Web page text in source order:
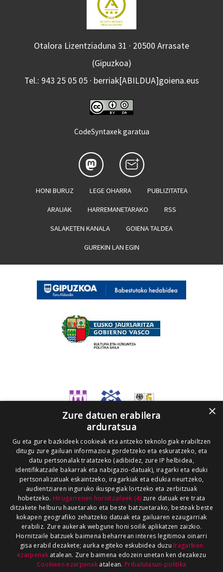
Otalora Lizentziaduna 31 · 20500 Arrasate
(Gipuzkoa)
Tel.: 943 25 05 05 · berriak[ABILDUA]goiena.eus
CodeSyntaxek garatua
HONI BURUZ LEGE OHARRA PUBLIZITATEA
ARAUAK HARREMANETARAKO RSS
SALAKETEN KANALA GOIENA TALDEA
GUREKIN LAN EGIN
×
Zure datuen erabilera
arduratsua
Gu eta gure bazkideek cookieak eta antzeko teknologiak erabiltzen
ditugu zure gailuan informazioa gordetzeko eta eskuratzeko, eta
datu pertsonalak tratatzeko (adibidez, zure IP helbidea,
identifikatzaile bakarrak eta nabigazio-datuak), iragarki eta eduki
pertsonalizatuak eskaintzeko, iragarkiak eta edukia neurtzeko,
audientziaren inguruko ikuspegiak lortzeko eta zerbitzuak
hobetzeko. Hirugarrenen hornitzaileek (4)zure datuak ere trata
ditzakete helburu hauetarako eta beste batzuetarako, besteak beste
kokapen geografiko zehatzeko datuak eta gailuaren ezaugarriak
erabiliz. Zure aukerak webgune honi soilik aplikatzen zaizkio.
Hornitzaile batzuek baimena beharrean interes legitimoa oinarri
gisa erabil dezakete; aurka egiteko eskubidea duzu Iragarkien
ezarpenakatalean. Zure baimena edozein unetan ken dezakezu
Cookieen ezarpenak atalean. Pribatutasun-politika